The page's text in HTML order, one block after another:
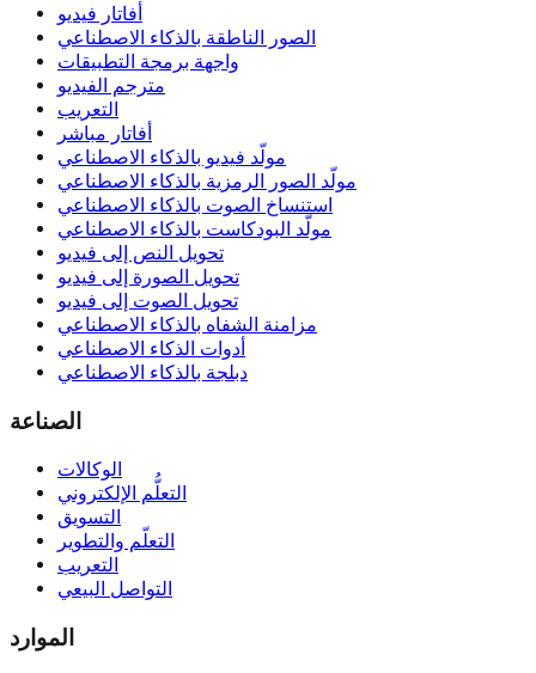
أفاتار فيديو
الصور الناطقة بالذكاء الاصطناعي
واجهة برمجة التطبيقات
مترجم الفيديو
التعريب
أفاتار مباشر
مولّد فيديو بالذكاء الاصطناعي
مولّد الصور الرمزية بالذكاء الاصطناعي
استنساخ الصوت بالذكاء الاصطناعي
مولّد البودكاست بالذكاء الاصطناعي
تحويل النص إلى فيديو
تحويل الصورة إلى فيديو
تحويل الصوت إلى فيديو
مزامنة الشفاه بالذكاء الاصطناعي
أدوات الذكاء الاصطناعي
دبلجة بالذكاء الاصطناعي
الصناعة
الوكالات
التعلُّم الإلكتروني
التسويق
التعلّم والتطوير
التعريب
التواصل البيعي
الموارد